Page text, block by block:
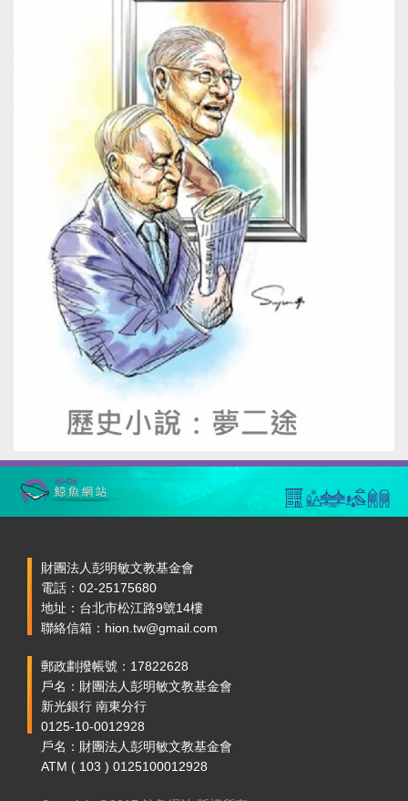
財團法人彭明敏文教基金會
電話：02-25175680
地址：台北市松江路9號14樓
聯絡信箱：hion.tw@gmail.com
郵政劃撥帳號：17822628
戶名：財團法人彭明敏文教基金會
新光銀行 南東分行
0125-10-0012928
戶名：財團法人彭明敏文教基金會
ATM ( 103 ) 0125100012928